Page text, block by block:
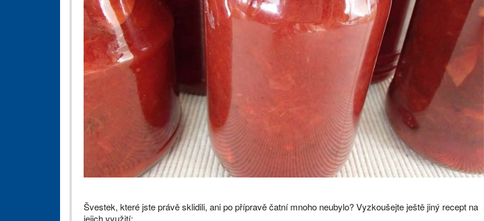
Švestek, které jste právě sklidili, ani po přípravě čatní mnoho neubylo? Vyzkoušejte ještě jiný recept na
jejich využití: